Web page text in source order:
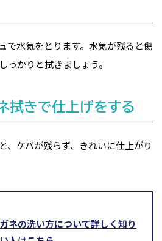
で水気をとります。水気が残ると傷
っかりと拭きましょう。
きで仕上げをする
、ケバが残らず、きれいに仕上がり
ネの洗い方について詳しく知り